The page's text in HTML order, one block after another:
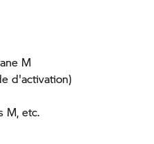
M
d'activation)
M, etc.